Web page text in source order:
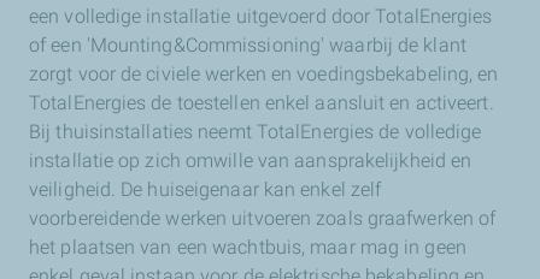
een volledige installatie uitgevoerd door TotalEnergies
of een 'Mounting&Commissioning' waarbij de klant
zorgt voor de civiele werken en voedingsbekabeling, en
TotalEnergies de toestellen enkel aansluit en activeert.
Bij thuisinstallaties neemt TotalEnergies de volledige
installatie op zich omwille van aansprakelijkheid en
veiligheid. De huiseigenaar kan enkel zelf
voorbereidende werken uitvoeren zoals graafwerken of
het plaatsen van een wachtbuis, maar mag in geen